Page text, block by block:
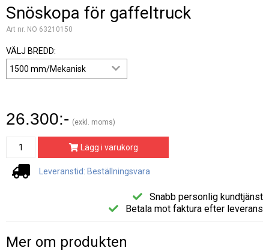
Snöskopa för gaffeltruck
Art nr. NO 63210150
VÄLJ BREDD:
26.300:- (exkl. moms)
Lägg i varukorg
Leveranstid: Beställningsvara
Snabb personlig kundtjänst
Betala mot faktura efter leverans
Mer om produkten